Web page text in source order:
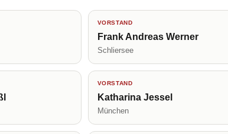
VORSTAND
Frank Andreas Werner
Schliersee
VORSTAND
Katharina Jessel
München